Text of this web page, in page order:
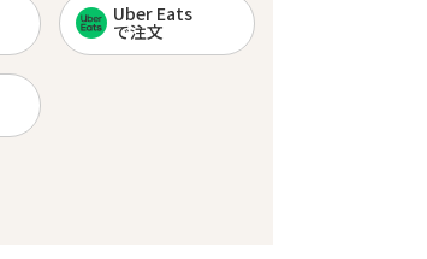
Uber Eats
で注文